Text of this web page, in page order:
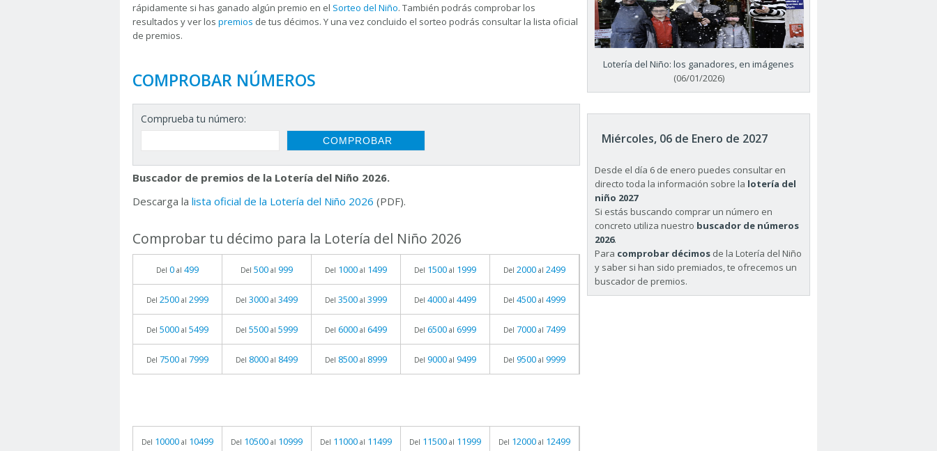
rápidamente si has ganado algún premio en el Sorteo del Niño. También podrás comprobar los
resultados y ver los premios de tus décimos. Y una vez concluido el sorteo podrás consultar la lista oficial
de premios.
COMPROBAR NÚMEROS
Comprueba tu número:
Buscador de premios de la Lotería del Niño 2026.
Descarga la lista oficial de la Lotería del Niño 2026 (PDF).
Comprobar tu décimo para la Lotería del Niño 2026
Del 0 al 499 Del 500 al 999 Del 1000 al 1499 Del 1500 al 1999 Del 2000 al 2499
Del 2500 al 2999 Del 3000 al 3499 Del 3500 al 3999 Del 4000 al 4499 Del 4500 al 4999
Del 5000 al 5499 Del 5500 al 5999 Del 6000 al 6499 Del 6500 al 6999 Del 7000 al 7499
Del 7500 al 7999 Del 8000 al 8499 Del 8500 al 8999 Del 9000 al 9499 Del 9500 al 9999
Del 10000 al 10499 Del 10500 al 10999 Del 11000 al 11499 Del 11500 al 11999 Del 12000 al 12499
Lotería del Niño: los ganadores, en imágenes
(06/01/2026)
Miércoles, 06 de Enero de 2027
Desde el día 6 de enero puedes consultar en
directo toda la información sobre la lotería del
niño 2027
Si estás buscando comprar un número en
concreto utiliza nuestro buscador de números
2026.
Para comprobar décimos de la Lotería del Niño
y saber si han sido premiados, te ofrecemos un
buscador de premios.